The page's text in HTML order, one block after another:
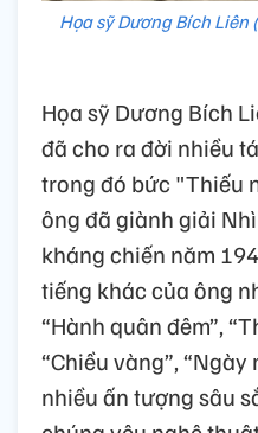
Họa sỹ Dương Bích
Họa sỹ Dương Bích
đã cho ra đời nhiều
trong đó bức "Thiếu
ông đã giành giải
kháng chiến năm
tiếng khác của ông
“Hành quân đêm”,
“Chiều vàng”, “Ngày
nhiều ấn tượng sâu